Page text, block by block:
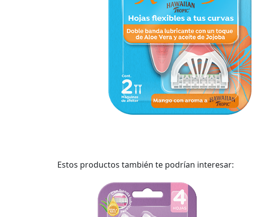
Estos productos también te podrían interesar: